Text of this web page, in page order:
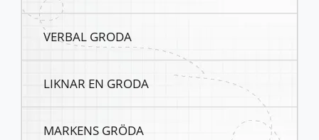
VERBAL GRODA
LIKNAR EN GRODA
MARKENS GRÖDA